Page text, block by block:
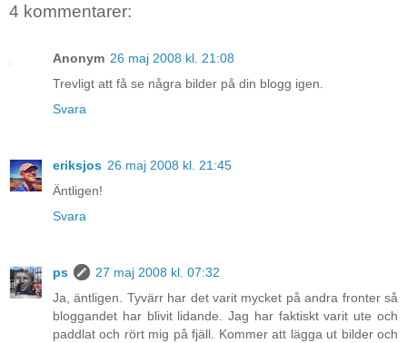
4 kommentarer:
Anonym 26 maj 2008 kl. 21:08
Trevligt att få se några bilder på din blogg igen.
Svara
eriksjos 26 maj 2008 kl. 21:45
Äntligen!
Svara
ps
27 maj 2008 kl. 07:32
Ja, äntligen. Tyvärr har det varit mycket på andra fronter så
bloggandet har blivit lidande. Jag har faktiskt varit ute och
paddlat och rört mig på fjäll. Kommer att lägga ut bilder och